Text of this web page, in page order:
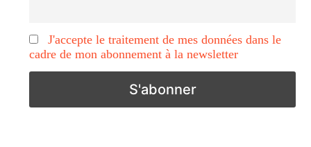
J'accepte le traitement de mes données dans le
cadre de mon abonnement à la newsletter